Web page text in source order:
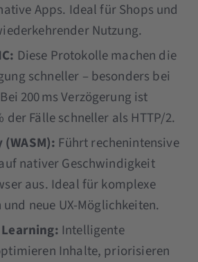
Apps. Ideal für Shops und
Nutzung.
Diese Protokolle machen die
schneller – besonders bei
200 ms Verzögerung ist
der Fälle schneller als HTTP/2.
(WASM): Führt rechenintensive
nativer Geschwindigkeit
aus. Ideal für komplexe
neue UX-Möglichkeiten.
Intelligente
Inhalte, priorisieren